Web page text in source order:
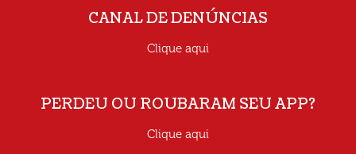
CANAL DE DENÚNCIAS
Clique aqui
PERDEU OU ROUBARAM SEU APP?
Clique aqui